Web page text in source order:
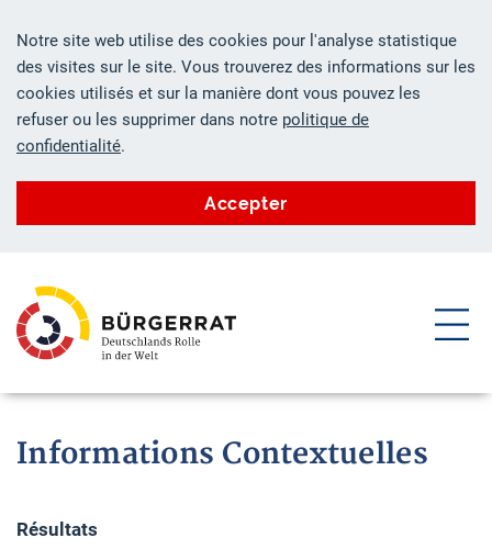
Notre site web utilise des cookies pour l'analyse statistique
des visites sur le site. Vous trouverez des informations sur les
cookies utilisés et sur la manière dont vous pouvez les
refuser ou les supprimer dans notre politique de
confidentialité.
Accepter
ZUR SUCHE SPRINGEN
Informations Contextuelles
Résultats